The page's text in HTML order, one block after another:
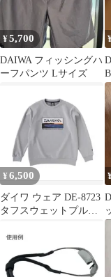
¥5,700
DAIWA フィッシングハ
ーフパンツ Lサイズ
¥ 6,500
ダイワ ウェア DE-8723
タフスウェットプルオ